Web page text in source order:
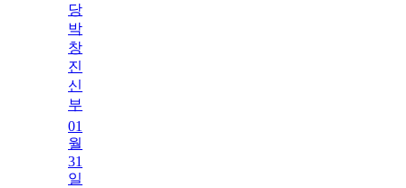
당
박
창
진
신
부
01
월
31
일